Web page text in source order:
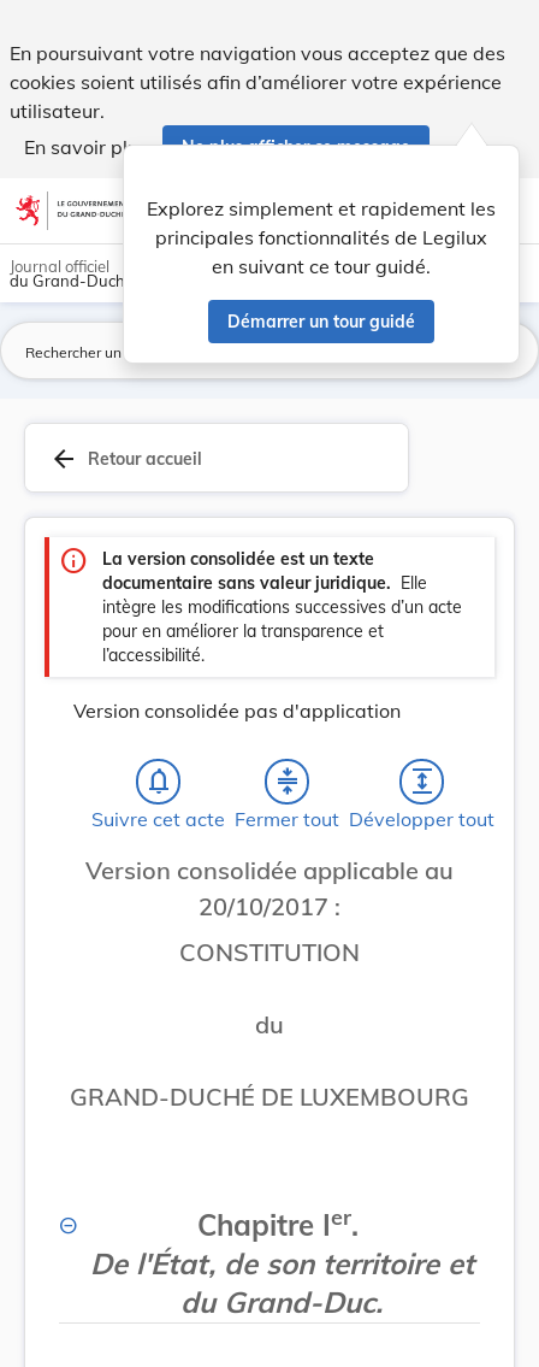
En poursuivant votre navigation vous acceptez que des
cookies soient utilisés afin d’améliorer votre expérience
utilisateur.
En savoir plus
Ne plus afficher ce message
Aller au contenu account_circle help Aide
Explorez simplement et rapidement les
principales fonctionnalités de Legilux
en suivant ce tour guidé.
Démarrer un tour guidé
light_mode dark_mode
Journal officiel
du Grand-Duché de Luxembourg
arrow_back Retour accueil
info
La version consolidée est un texte
documentaire sans valeur juridique. Elle
intègre les modifications successives d’un acte
pour en améliorer la transparence et
l’accessibilité.
Version consolidée pas d'application
notifications_none
Suivre cet acte
compress
Fermer tout
expand
Développer tout
Version consolidée applicable au
20/10/2017 :
CONSTITUTION
du
GRAND-DUCHÉ DE LUXEMBOURG
Chapitre Ier.
De l'État, de son territoire et
du Grand-Duc.